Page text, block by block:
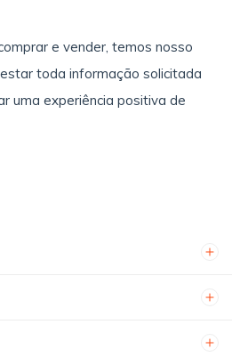
e vender, temos nosso
toda informação solicitada
uma experiência positiva de